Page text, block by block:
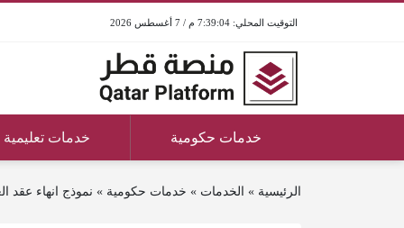
7:39:04 م / 7 أغسطس 2026
خدمات حكومية خدمات تعليمية
الرئيسية » الخدمات » خدمات حكومية » نموذج انهاء عقد